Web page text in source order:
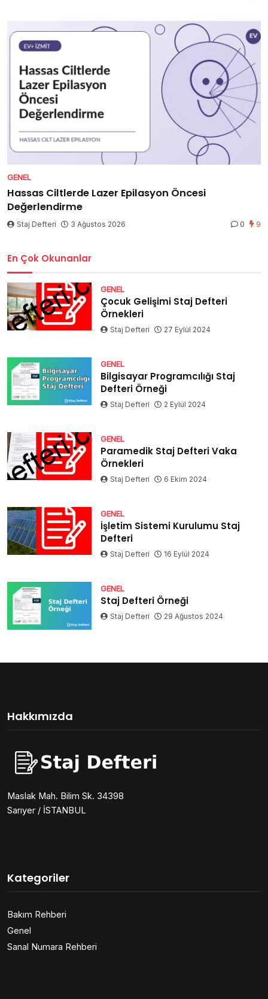
GENEL
Hassas Ciltlerde Lazer Epilasyon Öncesi
Değerlendirme
Staj Defteri 3 Ağustos 2026 0 9
En Çok Okunanlar
GENEL
Çocuk Gelişimi Staj Defteri
Örnekleri
Staj Defteri 27 Eylül 2024
GENEL
Bilgisayar Programcılığı Staj
Defteri Örneği
Staj Defteri 2 Eylül 2024
GENEL
Paramedik Staj Defteri Vaka
Örnekleri
Staj Defteri 6 Ekim 2024
GENEL
İşletim Sistemi Kurulumu Staj
Defteri
Staj Defteri 16 Eylül 2024
GENEL
Staj Defteri Örneği
Staj Defteri 29 Ağustos 2024
Hakkımızda
Maslak Mah. Bilim Sk. 34398
Sarıyer / İSTANBUL
Kategoriler
Bakım Rehberi
Genel
Sanal Numara Rehberi